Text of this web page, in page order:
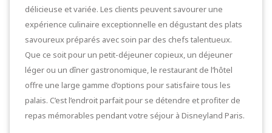
délicieuse et variée. Les clients peuvent savourer une
expérience culinaire exceptionnelle en dégustant des plats
savoureux préparés avec soin par des chefs talentueux.
Que ce soit pour un petit-déjeuner copieux, un déjeuner
léger ou un dîner gastronomique, le restaurant de l’hôtel
offre une large gamme d’options pour satisfaire tous les
palais. C’est l’endroit parfait pour se détendre et profiter de
repas mémorables pendant votre séjour à Disneyland Paris.